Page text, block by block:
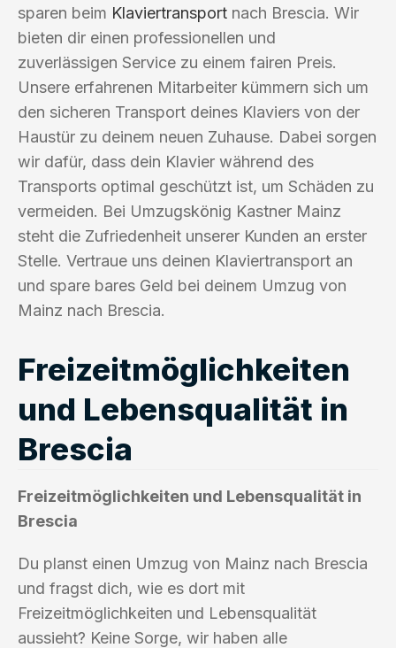
sparen beim Klaviertransport nach Brescia. Wir
bieten dir einen professionellen und
zuverlässigen Service zu einem fairen Preis.
Unsere erfahrenen Mitarbeiter kümmern sich um
den sicheren Transport deines Klaviers von der
Haustür zu deinem neuen Zuhause. Dabei sorgen
wir dafür, dass dein Klavier während des
Transports optimal geschützt ist, um Schäden zu
vermeiden. Bei Umzugskönig Kastner Mainz
steht die Zufriedenheit unserer Kunden an erster
Stelle. Vertraue uns deinen Klaviertransport an
und spare bares Geld bei deinem Umzug von
Mainz nach Brescia.
Freizeitmöglichkeiten
und Lebensqualität in
Brescia
Freizeitmöglichkeiten und Lebensqualität in
Brescia
Du planst einen Umzug von Mainz nach Brescia
und fragst dich, wie es dort mit
Freizeitmöglichkeiten und Lebensqualität
aussieht? Keine Sorge, wir haben alle